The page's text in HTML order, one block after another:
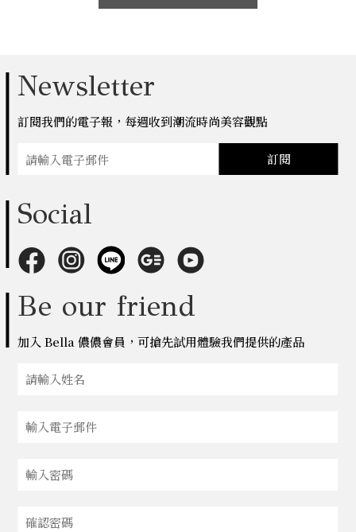
Newsletter
訂閱我們的電子報，每週收到潮流時尚美容觀點
訂閱
Social
Be our friend
加入 Bella 儂儂會員，可搶先試用體驗我們提供的產品